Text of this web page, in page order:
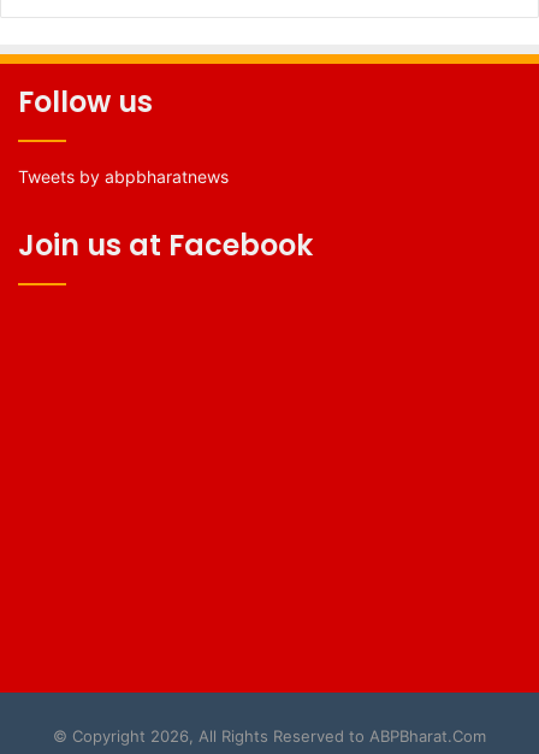
Follow us
Tweets by abpbharatnews
Join us at Facebook
© Copyright 2026, All Rights Reserved to ABPBharat.Com